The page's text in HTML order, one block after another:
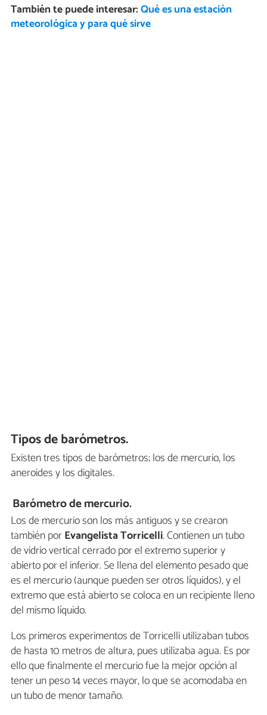
También te puede interesar:Qué es una estación
meteorológica y para qué sirve
Tipos de barómetros.
Existen tres tipos de barómetros; los de mercurio, los
aneroides y los digitales.
Barómetro de mercurio.
Los de mercurio son los más antiguos y se crearon
también porEvangelistaTorricelli. Contienen un tubo
de vidrio vertical cerrado por el extremo superior y
abierto por el inferior. Se llena del elemento pesado que
es el mercurio (aunque pueden ser otros líquidos), y el
extremo que está abierto se coloca en un recipiente lleno
del mismo líquido.
Los primeros experimentos de Torricelli utilizaban tubos
de hasta 10 metros de altura, pues utilizaba agua. Es por
ello que finalmente el mercurio fue la mejor opción al
tener un peso 14 veces mayor, lo que se acomodaba en
un tubo de menor tamaño.